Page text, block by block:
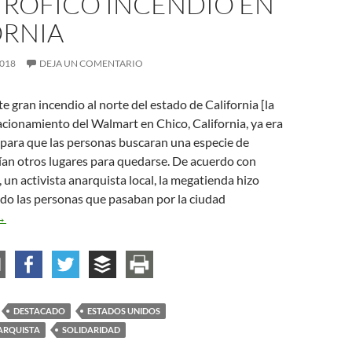
DEJA UN COMENTARIO
gran incendio al norte del estado de California [la
del Walmart en Chico, California, ya era
que las personas buscaran una especie de
otros lugares para quedarse. De acuerdo con
un activista anarquista local, la megatienda hizo
las personas que pasaban por la ciudad
mutua y solidaridad: La respuesta anarquista ante el
DESTACADO
ESTADOS UNIDOS
SOLIDARIDAD